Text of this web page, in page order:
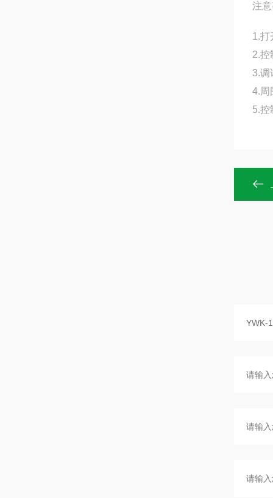
注
1.打
2.控
3.调
4.周
5.控